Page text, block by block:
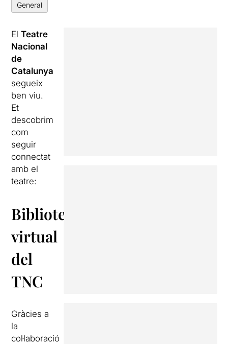
General
ElTeatre
Nacional
de
Catalunya
segueix
ben viu.
Et
descobrim
com
seguir
connectat
amb el
teatre:
Biblioteca
virtual
del
TNC
Gràcies a
la
col·laboració